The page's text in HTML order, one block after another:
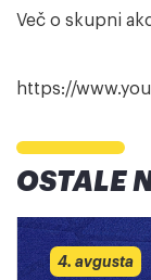
Več o skupni
https://
OSTALE
4. avgusta